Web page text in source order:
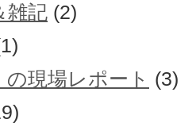
雑記 (2)
の現場レポート (3)